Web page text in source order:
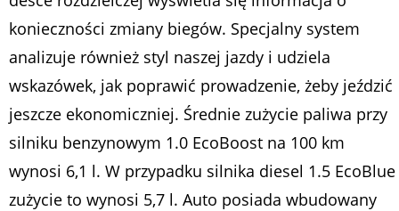
konieczności zmiany biegów. Specjalny system
analizuje również styl naszej jazdy i udziela
wskazówek, jak poprawić prowadzenie, żeby jeździć
jeszcze ekonomiczniej. Średnie zużycie paliwa przy
silniku benzynowym 1.0 EcoBoost na 100 km
wynosi 6,1 l. W przypadku silnika diesel 1.5 EcoBlue
zużycie to wynosi 5,7 l. Auto posiada wbudowany